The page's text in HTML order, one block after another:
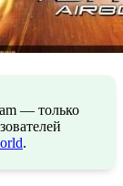
— только
.